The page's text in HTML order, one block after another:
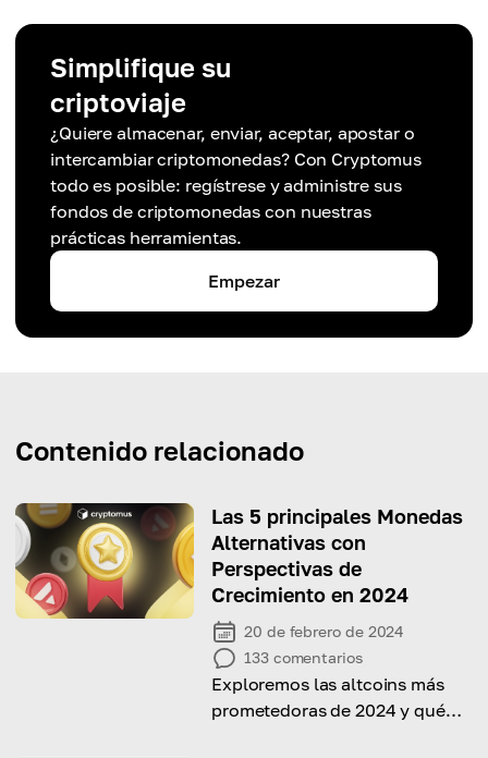
Simplifique su
criptoviaje
¿Quiere almacenar, enviar, aceptar, apostar o
intercambiar criptomonedas? Con Cryptomus
todo es posible: regístrese y administre sus
fondos de criptomonedas con nuestras
prácticas herramientas.
Empezar
Contenido relacionado
Las 5 principales Monedas
Alternativas con
Perspectivas de
Crecimiento en 2024
20 de febrero de 2024
133 comentarios
Exploremos las altcoins más
prometedoras de 2024 y qué